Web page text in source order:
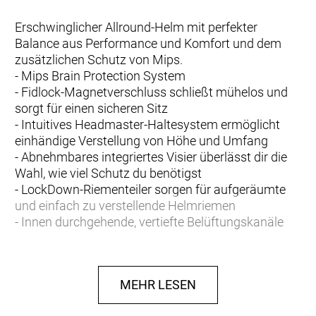
Erschwinglicher Allround-Helm mit perfekter
Balance aus Performance und Komfort und dem
zusätzlichen Schutz von Mips.
- Mips Brain Protection System
- Fidlock-Magnetverschluss schließt mühelos und
sorgt für einen sicheren Sitz
- Intuitives Headmaster-Haltesystem ermöglicht
einhändige Verstellung von Höhe und Umfang
- Abnehmbares integriertes Visier überlässt dir die
Wahl, wie viel Schutz du benötigst
- LockDown-Riementeiler sorgen für aufgeräumte
und einfach zu verstellende Helmriemen
- Innen durchgehende, vertiefte Belüftungskanäle
- Weiche, feuchtigkeitsabführende und waschbare
Helmpolster erhöhen den Komfort
- Unsere Crash Replacement Guarantee bietet
MEHR LESEN